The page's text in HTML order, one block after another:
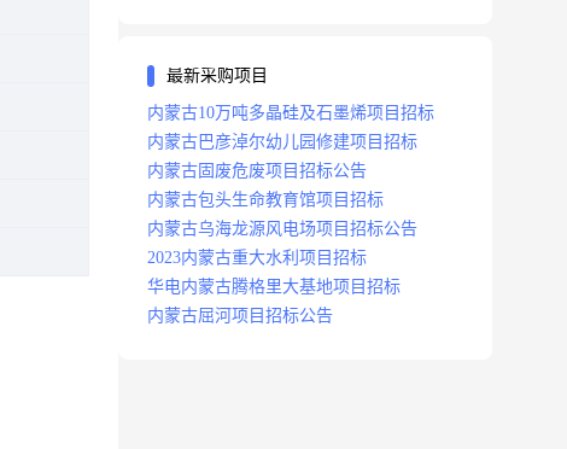
最新采购项目
内蒙古10万吨多晶硅及石墨烯项目招标
内蒙古巴彦淖尔幼儿园修建项目招标
内蒙古固废危废项目招标公告
内蒙古包头生命教育馆项目招标
内蒙古乌海龙源风电场项目招标公告
2023内蒙古重大水利项目招标
华电内蒙古腾格里大基地项目招标
内蒙古屈河项目招标公告